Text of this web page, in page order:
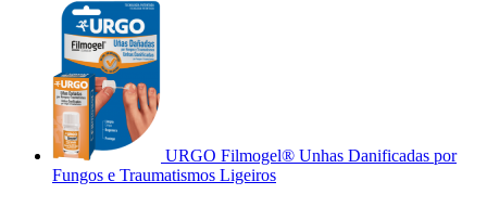
URGO Filmogel® Unhas Danificadas por
Fungos e Traumatismos Ligeiros